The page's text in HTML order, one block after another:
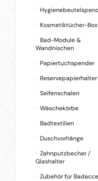
Kosmetiktücher-Box
Bad-Module &
Wandnischen
Papiertuchspender
Reservepapierhalter
Seifenschalen
Wäschekörbe
Badtextilien
Duschvorhänge
Zahnputzbecher /
Glashalter
Zubehör für